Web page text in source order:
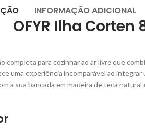
INFORMAÇÃO ADICIONAL
OFYR Ilha Corten
completa para cozinhar ao ar livre que
uma experiência incomparável ao
a sua bancada em madeira de teca